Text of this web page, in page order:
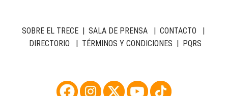
SOBRE EL TRECE| SALA DE PRENSA| CONTACTO
DIRECTORIO
TÉRMINOS Y CONDICIONES PQRS